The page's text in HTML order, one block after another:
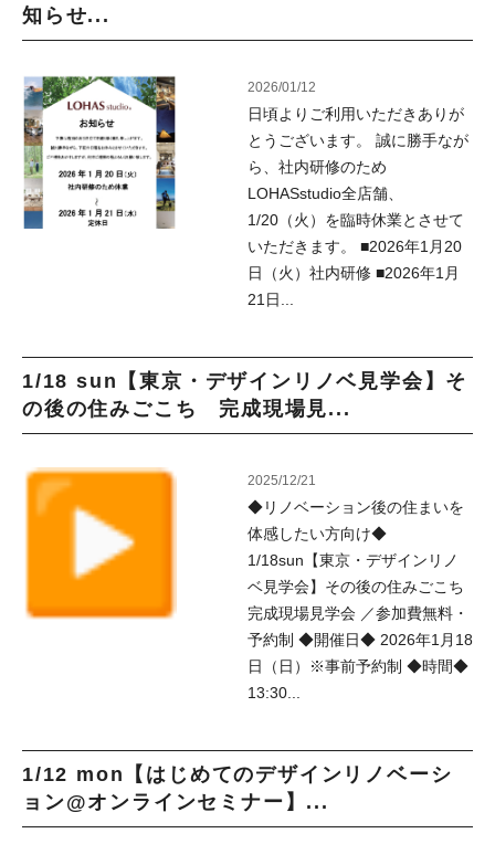
知らせ...
2026/01/12
日頃よりご利用いただきありが
とうございます。 誠に勝手なが
ら、社内研修のため
LOHASstudio全店舗、
1/20（火）を臨時休業とさせて
いただきます。 ■2026年1月20
日（火）社内研修 ■2026年1月
21日...
1/18 sun【東京・デザインリノベ見学会】そ
の後の住みごこち 完成現場見...
2025/12/21
◆リノベーション後の住まいを
体感したい方向け◆
1/18sun【東京・デザインリノ
ベ見学会】その後の住みごこち
完成現場見学会 ／参加費無料・
予約制 ◆開催日◆ 2026年1月18
日（日）※事前予約制 ◆時間◆
13:30...
1/12 mon【はじめてのデザインリノベーシ
ョン@オンラインセミナー】...